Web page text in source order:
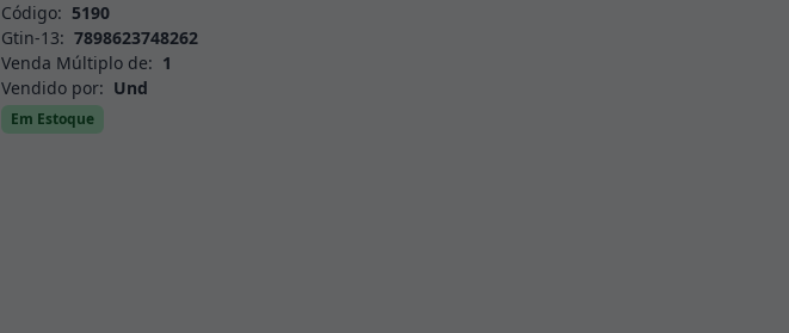
Código: 5190
Gtin-13: 7898623748262
Venda Múltiplo de: 1
Vendido por: Und
Em Estoque